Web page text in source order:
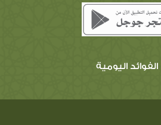
الفوائد اليومية